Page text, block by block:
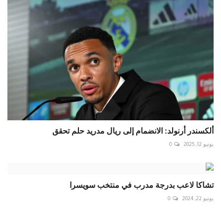
ألكسندر أرنولد: الانضمام إلى ريال مدريد حلم تحقق
يونيو 12, 2025 0
تشاكا لاعب بدرجة مدرب في منتخب سويسرا
يونيو 22, 2024 0